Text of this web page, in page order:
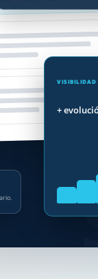
VISIBILIDAD
+